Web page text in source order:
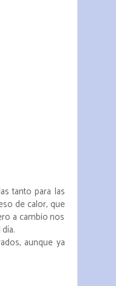
tanto para las
de calor, que
a cambio nos
aunque ya